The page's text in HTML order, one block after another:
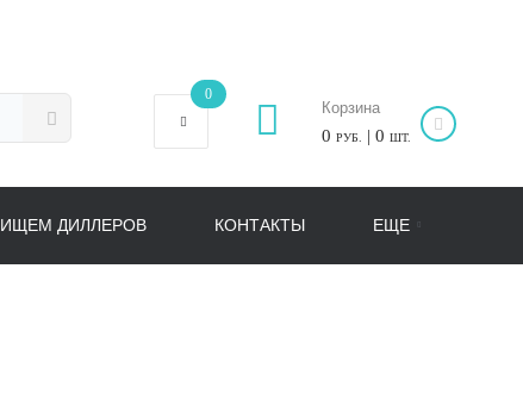
0
Корзина
0 РУБ. | 0 ШТ.
ИЩЕМ ДИЛЛЕРОВ КОНТАКТЫ ЕЩЕ